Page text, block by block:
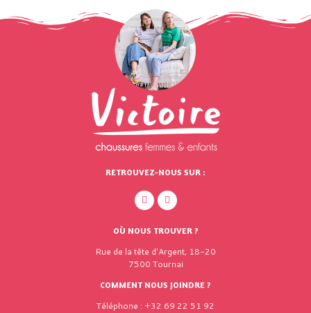
RETROUVEZ-NOUS SUR :
OÙ NOUS TROUVER ?
Rue de la tête d'Argent, 18-20
7500 Tournai
COMMENT NOUS JOINDRE ?
Téléphone : +32 69 22 51 92